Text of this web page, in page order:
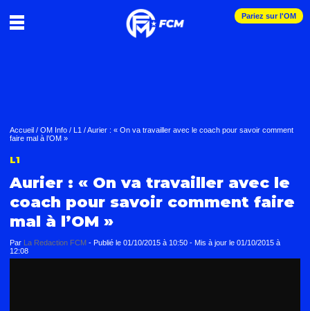
Pariez sur l'OM
Accueil / OM Info / L1 /Aurier : « On va travailler avec le coach pour savoir comment
faire mal à l’OM »
L1
Aurier : « On va travailler avec le
coach pour savoir comment faire
mal à l’OM »
Par La Redaction FCM - Publié le 01/10/2015 à 10:50 - Mis à jour le 01/10/2015 à
12:08